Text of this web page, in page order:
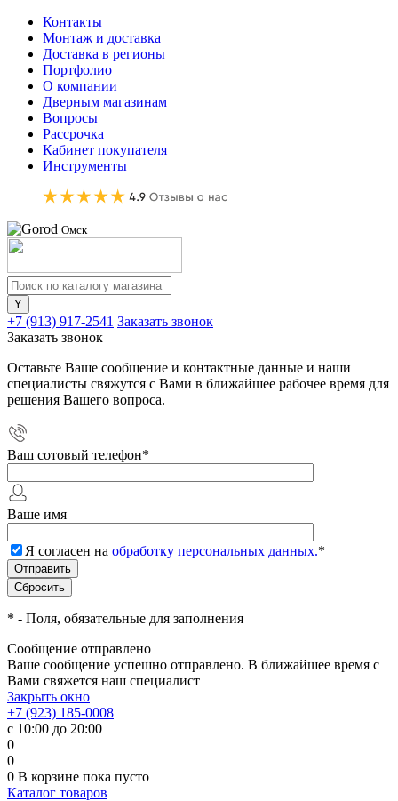
Контакты
Монтаж и доставка
Доставка в регионы
Портфолио
О компании
Дверным магазинам
Вопросы
Рассрочка
Кабинет покупателя
Инструменты
Омск
+7 (913) 917-2541 Заказать звонок
Заказать звонок
Оставьте Ваше сообщение и контактные данные и наши
специалисты свяжутся с Вами в ближайшее рабочее время для
решения Вашего вопроса.
Ваш сотовый телефон*
Ваше имя
Я согласен на обработку персональных данных.*
* - Поля, обязательные для заполнения
Сообщение отправлено
Ваше сообщение успешно отправлено. В ближайшее время с
Вами свяжется наш специалист
Закрыть окно
+7 (923) 185-0008
с 10:00 до 20:00
0
0
0 В корзине пока пусто
Каталог товаров